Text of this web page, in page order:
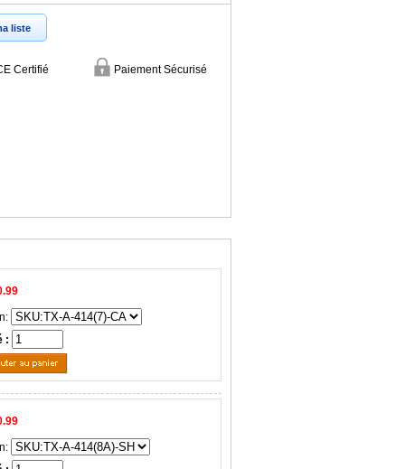
liste
Certifié Paiement Sécurisé
: